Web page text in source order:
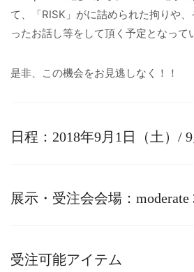
て、「RISK」がに詰められた拘りや
ったお話し等をして頂く予定となって
是非、この機会をお見逃しなく！！
日程：2018年9月1日（土）/
展示・受注会会場：moderate
受注可能アイテム